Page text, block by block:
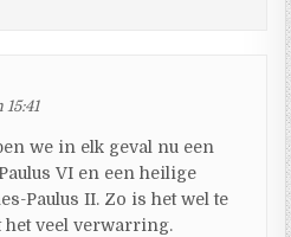
we in elk geval nu een
VI en een heilige
Paulus II. Zo is het wel te
het veel verwarring.